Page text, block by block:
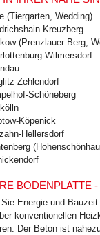
(Tiergarten, Wedding)
Kreuzberg
(Prenzlauer Berg,
Wilmersdorf
Zehlendorf
Schöneberg
Köpenick
Hellersdorf
BODENPLATTE
Energie und
konventionellen
Der Beton ist